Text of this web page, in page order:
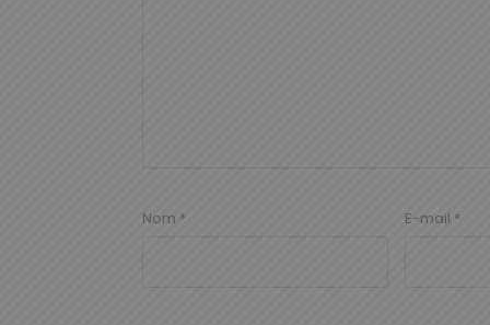
Nom * E-mail *